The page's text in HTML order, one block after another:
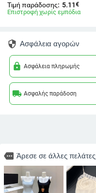
Τιμή παράδοσης: 5.11€
Επιστροφή χωρίς εμπόδια
security Ασφάλεια αγορών
lock Ασφάλεια πληρωμής
local_shipping Ασφαλής παράδοση
more Άρεσε σε άλλες πελάτες